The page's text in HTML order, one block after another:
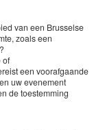
van een Brusselse
zoals een
of
een voorafgaande
uw evenement
de toestemming